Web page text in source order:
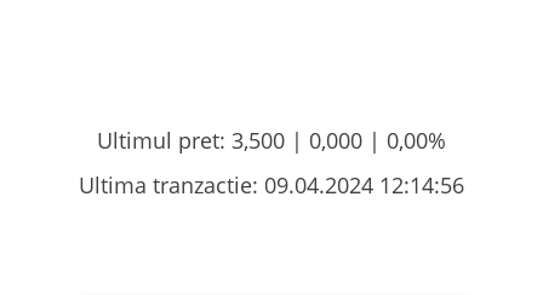
Ultimul pret: 3,500 | 0,000 | 0,00%
Ultima tranzactie: 09.04.2024 12:14:56